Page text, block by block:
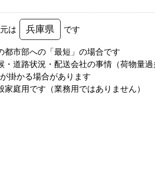
は 兵庫県 です
都市部への「最短」の場合です
・道路状況・配送会社の事情（荷物量
掛かる場合があります
家庭用です（業務用ではありません）